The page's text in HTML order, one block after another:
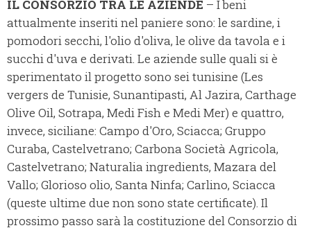
IL CONSORZIO TRA LE AZIENDE – I beni
attualmente inseriti nel paniere sono: le sardine, i
pomodori secchi, l'olio d'oliva, le olive da tavola e i
succhi d'uva e derivati. Le aziende sulle quali si è
sperimentato il progetto sono sei tunisine (Les
vergers de Tunisie, Sunantipasti, Al Jazira, Carthage
Olive Oil, Sotrapa, Medi Fish e Medi Mer) e quattro,
invece, siciliane: Campo d'Oro, Sciacca; Gruppo
Curaba, Castelvetrano; Carbona Società Agricola,
Castelvetrano; Naturalia ingredients, Mazara del
Vallo; Glorioso olio, Santa Ninfa; Carlino, Sciacca
(queste ultime due non sono state certificate). Il
prossimo passo sarà la costituzione del Consorzio di